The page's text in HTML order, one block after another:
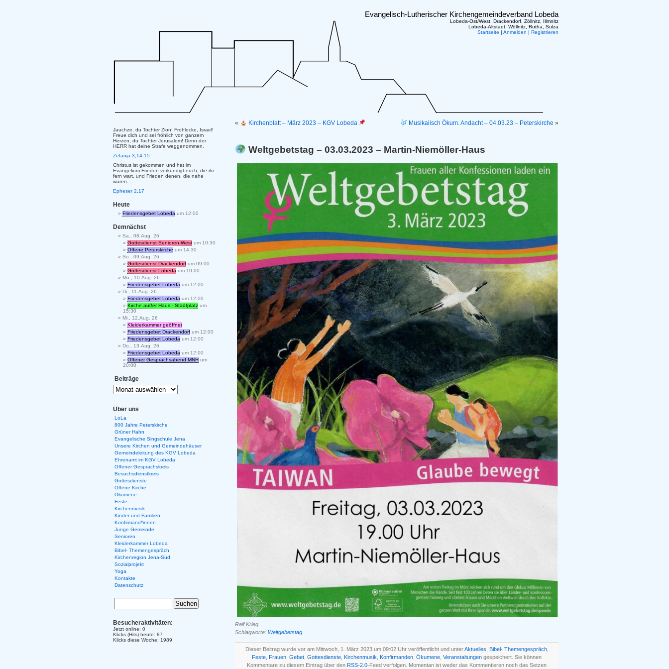
Evangelisch-Lutherischer Kirchengemeindeverband Lobeda
Lobeda-Ost/West, Drackendorf, Zöllnitz, Illmnitz
Lobeda-Altstadt, Wöllnitz, Rutha, Sulza
Startseite | Anmelden | Registrieren
« Kirchenblatt – März 2023 – KGV Lobeda Musikalisch Ökum. Andacht – 04.03.23 – Peterskirche »
Weltgebetstag – 03.03.2023 – Martin-Niemöller-Haus
Ralf Krieg
Schlagworte: Weltgebetstag
Dieser Beitrag wurde vor am Mittwoch, 1. März 2023 um 09:02 Uhr veröffentlicht und unterAktuelles Bibel- Themengespräch,
Feste
Frauen Gebet Gottesdienste Kirchenmusik Konfirmanden Ökumene Veranstaltungen gespeichert. Sie können
Kommentare zu diesem Eintrag über den RSS-2.0-Feed verfolgen. Momentan ist weder das Kommentieren noch das Setzen
Jauchze, du Tochter Zion! Frohlocke, Israel!
Freue dich und sei fröhlich von ganzem
Herzen, du Tochter Jerusalem! Denn der
HERR hat deine Strafe weggenommen.
Zefanja 3,14-15
Christus ist gekommen und hat im
Evangelium Frieden verkündigt euch, die ihr
fern wart, und Frieden denen, die nahe
waren.
Epheser 2,17
Heute
Friedensgebet Lobeda um 12:00
Demnächst
Sa., 08.Aug. 26
Gottesdienst Senioren-West um 10:30
Offene Peterskirche um 14:30
So., 09.Aug. 26
Gottesdienst Drackendorf um 09:00
Gottesdienst Lobeda um 10:00
Mo., 10.Aug. 26
Friedensgebet Lobeda um 12:00
Di., 11.Aug. 26
Friedensgebet Lobeda um 12:00
Kirche außer Haus - Stadtplatz um
15:30
Mi., 12.Aug. 26
Kleiderkammer geöffnet
Friedensgebet Drackendorf um 12:00
Friedensgebet Lobeda um 12:00
Do., 13.Aug. 26
Friedensgebet Lobeda um 12:00
Offener Gesprächsabend MNH um
20:00
Beiträge
Über uns
LoLa
800 Jahre Peterskirche
Grüner Hahn
Evangelische Singschule Jena
Unsere Kirchen und Gemeindehäuser
Gemeindeleitung des KGV Lobeda
Ehrenamt im KGV Lobeda
Offener Gesprächskreis
Besuchsdienstkreis
Gottesdienste
Offene Kirche
Ökumene
Feste
Kirchenmusik
Kinder und Familien
Konfirmand*innen
Junge Gemeinde
Senioren
Kleiderkammer Lobeda
Bibel- Themengespräch
Kirchenregion Jena-Süd
Sozialprojekt
Yoga
Kontakte
Datenschutz
Besucheraktivitäten:
Jetzt online: 0
Klicks (Hits) heute: 87
Klicks diese Woche: 1989